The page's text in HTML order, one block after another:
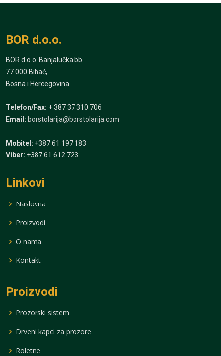
BOR d.o.o.
BOR d.o.o. Banjalučka bb
77 000 Bihać,
Bosna i Hercegovina
Telefon/Fax: + 387 37 310 706
Email: borstolarija@borstolarija.com
Mobitel: +387 61 197 183
Viber: +387 61 612 723
Linkovi
Naslovna
Proizvodi
O nama
Kontakt
Proizvodi
Prozorski sistem
Drveni kapci za prozore
Roletne